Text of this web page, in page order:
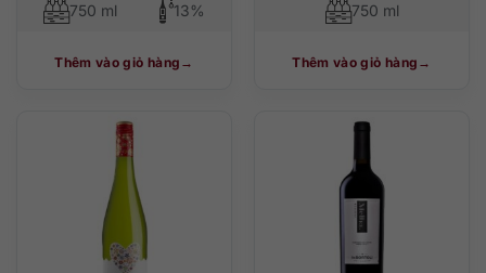
750 ml 13%
Thêm vào giỏ hàng
750 ml
Thêm vào giỏ hàng